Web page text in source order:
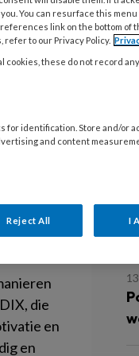
de
die
en
en
You can resurface this
link on the bottom of
to our Privacy Policy.
these do not record
for identification. Store and/or
and content
Reject All I